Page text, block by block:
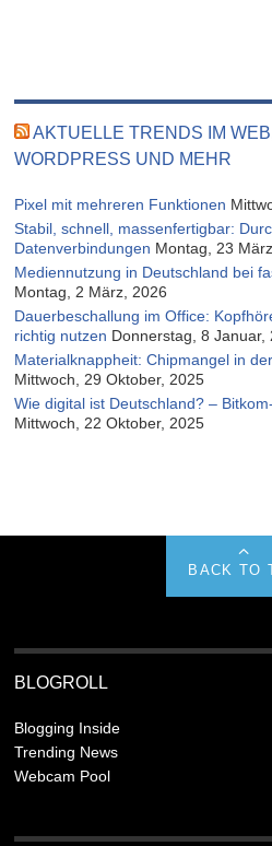
AKTUELLE TRENDS IM
WORDPRESS UND MEHR
Pixel mit mehreren Funktionen
Stabil, schnell, massenfertigbar:
Datenverbindungen Montag, 23
Mediennutzung in Deutschland bei
Montag, 2 März, 2026
Dauerbeschallung im Office:
richtig nutzen Donnerstag, 8 Januar,
Materialknappheit: Chipmangel in
Mittwoch, 29 Oktober, 2025
Wie digital ist Deutschland? –
Mittwoch, 22 Oktober, 2025
BACK TO
BLOGROLL
Blogging Inside
Trending News
Webcam Pool